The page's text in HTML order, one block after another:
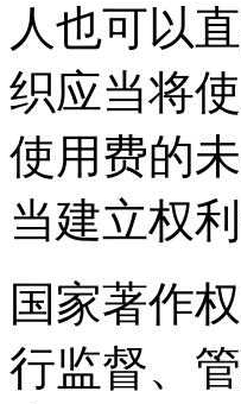
人也可以
织应当将
使用费的
当建立权
国家著作
行监督、